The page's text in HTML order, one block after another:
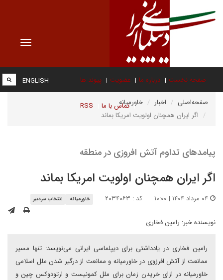
Toggle
صفحه نخست درباره ما عضویت پیوند ها
تماس با ما RSS
ENGLISH
صفحه‌اصلی اخبار
خاورمیانه
اگر ایران همچنان اولویت امریکا بماند
پیامدهای تداوم آتش افروزی در منطقه
اگر ایران همچنان اولویت امریکا بماند
کد : ۲۰۳۴۰۶۳ خاورمیانه انتخاب سردبیر
نویسنده خبر: رامین فخاری
رامین فخاری در یادداشتی برای دیپلماسی ایرانی می‌نویسد: تنها مسیر
ممانعت از آتش افرزوی در خاورمیانه و ممانعت از درگیر شدن ملل اسلامی
خاورمیانه در ازای خریدن زمان برای ملل کمونیست و ارتودوکس چین و